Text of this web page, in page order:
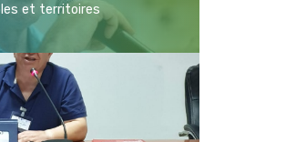
et territoires